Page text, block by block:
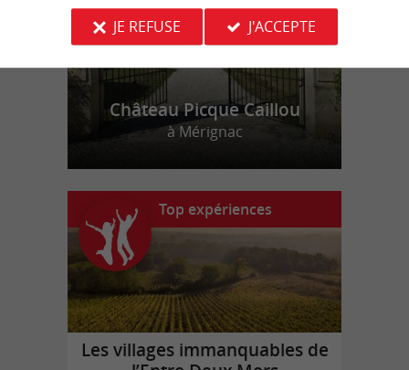
Château Picque Caillou
à Mérignac
Top expériences
Les villages immanquables de
JE REFUSE
J'ACCEPTE